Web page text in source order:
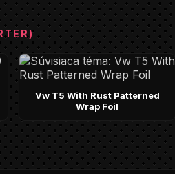
Vw T5 With Rust Patterned
Wrap Foil